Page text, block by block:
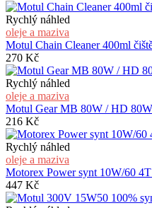
Rychlý náhled
oleje a maziva
Motul Chain Cleaner 400ml
270 Kč
Rychlý náhled
oleje a maziva
Motul Gear MB 80W / HD
216 Kč
Rychlý náhled
oleje a maziva
Motorex Power synt 10W/60
447 Kč